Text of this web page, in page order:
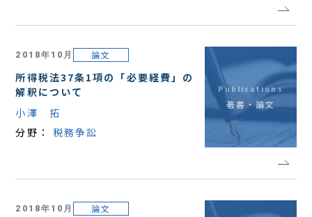
2018年10月 論文
所得税法37条1項の「必要経費」の
解釈について
小澤 拓
分野： 税務争訟
Publications
著書・論文
2018年10月 論文